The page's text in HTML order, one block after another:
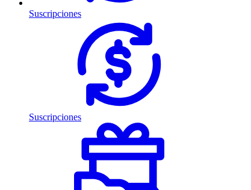
Suscripciones
Suscripciones